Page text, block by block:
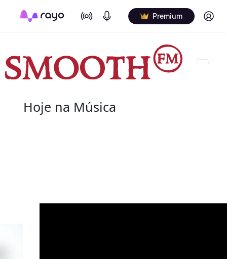
On Air Podcasts Premium Log in
Hoje na Música